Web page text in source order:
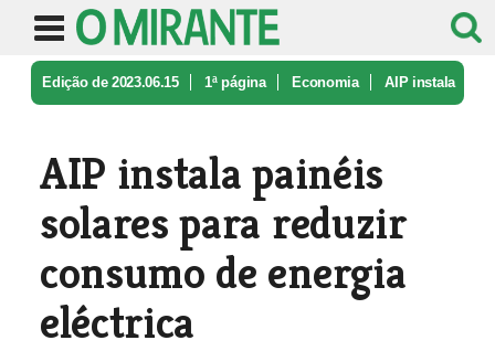
Edição de 2023.06.15 1ª página Economia AIP instala
AIP instala painéis
solares para reduzir
consumo de energia
eléctrica